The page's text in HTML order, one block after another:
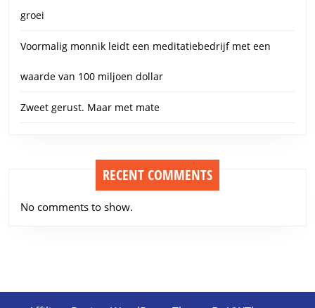
groei
Voormalig monnik leidt een meditatiebedrijf met een
waarde van 100 miljoen dollar
Zweet gerust. Maar met mate
RECENT COMMENTS
No comments to show.